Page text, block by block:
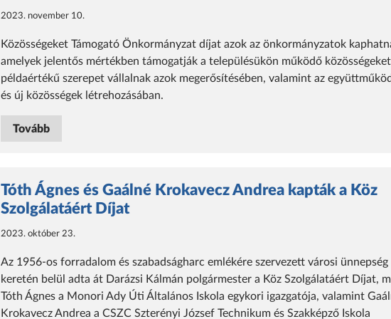
2023. november 10.
Közösségeket Támogató Önkormányzat díjat azok az önkormányzatok
amelyek jelentős mértékben támogatják a településükön működő
példaértékű szerepet vállalnak azok megerősítésében, valamint az
és új közösségek létrehozásában.
Tovább
Tóth Ágnes és Gaálné Krokavecz Andrea kapták a Köz
Szolgálatáért Díjat
2023. október 23.
Az 1956-os forradalom és szabadságharc emlékére szervezett városi ünnepség
keretén belül adta át Darázsi Kálmán polgármester a Köz Szolgálatáért Díjat,
Tóth Ágnes a Monori Ady Úti Általános Iskola egykori igazgatója, valamint
Krokavecz Andrea a CSZC Szterényi József Technikum és Szakképző Iskola